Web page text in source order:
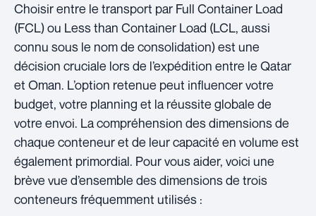
Choisir entre le transport par Full Container Load
(FCL) ou Less than Container Load (LCL, aussi
connu sous le nom de consolidation) est une
décision cruciale lors de l’expédition entre le Qatar
et Oman. L’option retenue peut influencer votre
budget, votre planning et la réussite globale de
votre envoi. La compréhension des dimensions de
chaque conteneur et de leur capacité en volume est
également primordial. Pour vous aider, voici une
brève vue d’ensemble des dimensions de trois
conteneurs fréquemment utilisés :